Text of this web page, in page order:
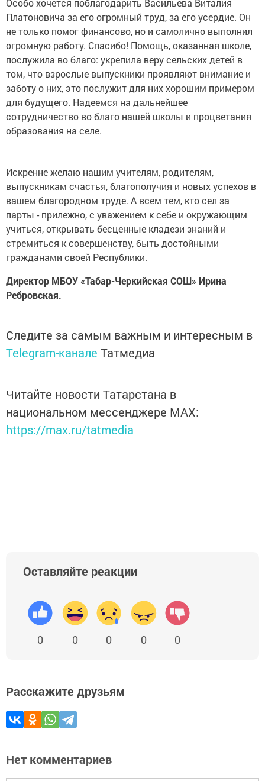
Особо хочется поблагодарить Васильева Виталия
Платоновича за его огромный труд, за его усердие. Он
не только помог финансово, но и самолично выполнил
огромную работу. Спасибо! Помощь, оказанная школе,
послужила во благо: укрепила веру сельских детей в
том, что взрослые выпускники проявляют внимание и
заботу о них, это послужит для них хорошим примером
для будущего. Надеемся на дальнейшее
сотрудничество во благо нашей школы и процветания
образования на селе.
Искренне желаю нашим учителям, родителям,
выпускникам счастья, благополучия и новых успехов в
вашем благородном труде. А всем тем, кто сел за
парты - прилежно, с уважением к себе и окружающим
учиться, открывать бесценные кладези знаний и
стремиться к совершенству, быть достойными
гражданами своей Республики.
Директор МБОУ «Табар-Черкийская СОШ» Ирина
Ребровская.
Следите за самым важным и интересным в
Telegram-канале Татмедиа
Читайте новости Татарстана в
национальном мессенджере MАХ:
https://max.ru/tatmedia
Оставляйте реакции
0 0 0 0 0
Расскажите друзьям
Нет комментариев